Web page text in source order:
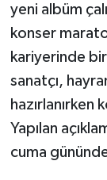
yeni albüm
konser
kariyerinde
sanatçı,
hazırlanırken
Yapılan
cuma